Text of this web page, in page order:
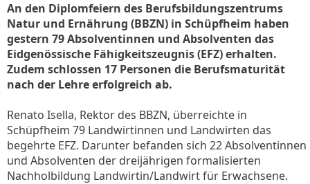
An den Diplomfeiern des Berufsbildungszentrums
Natur und Ernährung (BBZN) in Schüpfheim haben
gestern 79 Absolventinnen und Absolventen das
Eidgenössische Fähigkeitszeugnis (EFZ) erhalten.
Zudem schlossen 17 Personen die Berufsmaturität
nach der Lehre erfolgreich ab.
Renato Isella, Rektor des BBZN, überreichte in
Schüpfheim 79 Landwirtinnen und Landwirten das
begehrte EFZ. Darunter befanden sich 22 Absolventinnen
und Absolventen der dreijährigen formalisierten
Nachholbildung Landwirtin/Landwirt für Erwachsene.